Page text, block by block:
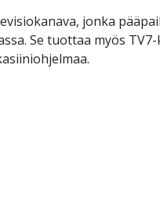
jonka
Se tuottaa myös